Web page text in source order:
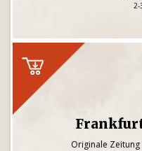
2-
Originale